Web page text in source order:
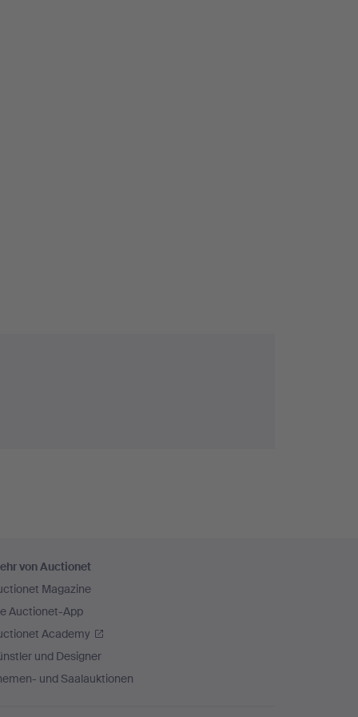
von Auctionet
Magazine
Auctionet-App
Academy
und Designer
und Saalauktionen